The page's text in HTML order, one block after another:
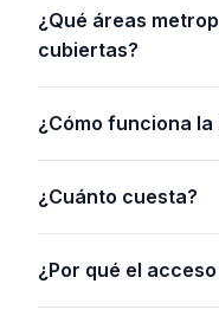
¿Qué áreas
cubiertas?
¿Cómo funciona la
¿Cuánto cuesta?
¿Por qué el